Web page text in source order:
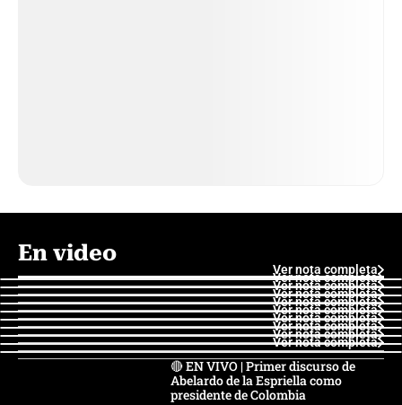
En video
Ver nota completa
Ver nota completa
Ver nota completa
Ver nota completa
Ver nota completa
Ver nota completa
Ver nota completa
Ver nota completa
Ver nota completa
Ver nota completa
🔴 EN VIVO | Primer discurso de
Abelardo de la Espriella como
presidente de Colombia